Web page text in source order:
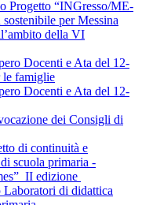
Progetto “INGresso/ME-
per Messina
della VI
Docenti e Ata del 12-
le famiglie
Docenti e Ata del 12-
dei Consigli di
di continuità e
scuola primaria -
II edizione
di didattica